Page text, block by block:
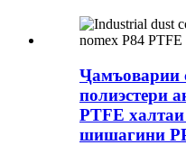
Ҷамъоварии
полиэстери
PTFE
шишагини